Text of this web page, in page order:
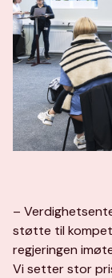
–
støtte til
regjeringen
Vi setter stor